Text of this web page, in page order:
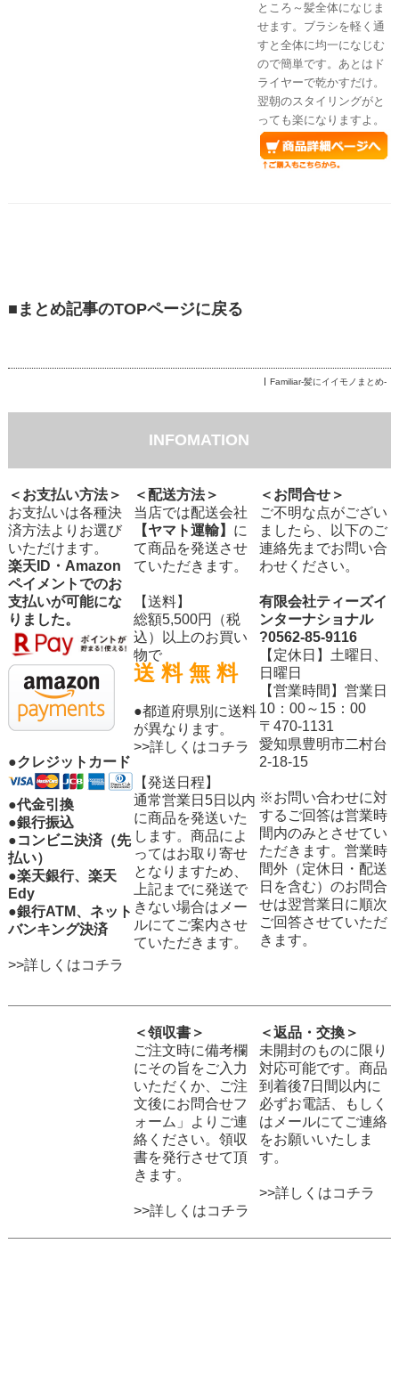
ところ～髪全体になじま
せます。ブラシを軽く通
すと全体に均一になじむ
ので簡単です。あとはド
ライヤーで乾かすだけ。
翌朝のスタイリングがと
っても楽になりますよ。
■まとめ記事のTOPページに戻る
Familiar-髪にイイモノまとめ-
INFOMATION
＜お支払い方法＞ ＜配送方法＞
＜お問合せ＞
お支払いは各種決
済方法よりお選び
いただけます。
楽天ID・Amazon
ペイメントでのお
支払いが可能にな
りました。
●クレジットカード
●代金引換
●銀行振込
●コンビニ決済（先
払い）
●楽天銀行、楽天
Edy
●銀行ATM、ネット
バンキング決済
>>詳しくはコチラ
当店では配送会社
【ヤマト運輸】 に
て商品を発送させ
ていただきます。
【送料】
総額5,500円（税
込）以上のお買い
物で
送 料 無 料
●都道府県別に送料
が異なります。
>>詳しくはコチラ
【発送日程】
通常営業日5日以内
に商品を発送いた
します。商品によ
ってはお取り寄せ
となりますため、
上記までに発送で
きない場合はメー
ルにてご案内させ
ていただきます。
ご不明な点がござい
ましたら、以下のご
連絡先までお問い合
わせください。
有限会社ティーズイ
ンターナショナル
?0562-85-9116
【定休日】土曜日、
日曜日
【営業時間】営業日
10：00～15：00
〒470-1131
愛知県豊明市二村台
2-18-15
※お問い合わせに対
するご回答は営業時
間内のみとさせてい
ただきます。営業時
間外（定休日・配送
日を含む）のお問合
せは翌営業日に順次
ご回答させていただ
きます。
＜領収書＞
＜返品・交換＞
ご注文時に備考欄
にその旨をご入力
いただくか、ご注
文後にお問合せフ
ォーム」よりご連
絡ください。領収
書を発行させて頂
きます。
>>詳しくはコチラ
未開封のものに限り
対応可能です。商品
到着後7日間以内に
必ずお電話、もしく
はメールにてご連絡
をお願いいたしま
す。
>>詳しくはコチラ